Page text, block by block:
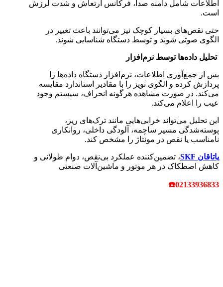
اطلاعات شامل دامنه صدا، فرکانس ارتعاش و شدت لرزش
است.
حتی نقص‌های بسیار کوچک نیز می‌توانند باعث تغییر در
الگوی صوتی شوند و توسط دستگاه شناسایی شوند.
تحلیل داده‌ها توسط نرم‌افزار
پس از جمع‌آوری اطلاعات، نرم‌افزار دستگاه داده‌ها را
پردازش کرده و الگوی نویز را با مقادیر استاندارد مقایسه
می‌کند. در صورت مشاهده هرگونه انحراف، سیستم وجود
عیب را اعلام می‌کند.
این تحلیل می‌تواند خرابی‌هایی مانند ترک‌های ریز،
پوسته‌شدگی مسیر ساچمه، آلودگی داخلی، روانکاری
نامناسب یا نقص در مونتاژ را مشخص کند.
یاتاقان‌ SKF
، تضمین‌کننده عملکرد بی‌نقص، دوام طولانی و
کاهش اصطکاک در هر موتور و ماشین‌آلات صنعتی
02133936833
☎